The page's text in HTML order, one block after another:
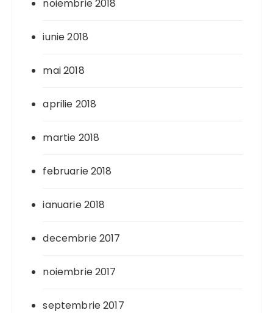
noiembrie 2018
iunie 2018
mai 2018
aprilie 2018
martie 2018
februarie 2018
ianuarie 2018
decembrie 2017
noiembrie 2017
septembrie 2017